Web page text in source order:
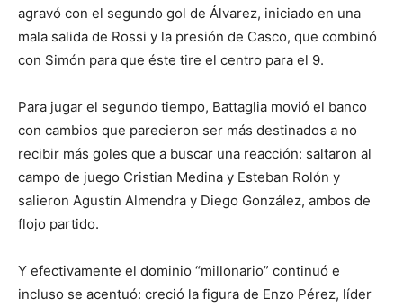
agravó con el segundo gol de Álvarez, iniciado en una
mala salida de Rossi y la presión de Casco, que combinó
con Simón para que éste tire el centro para el 9.
Para jugar el segundo tiempo, Battaglia movió el banco
con cambios que parecieron ser más destinados a no
recibir más goles que a buscar una reacción: saltaron al
campo de juego Cristian Medina y Esteban Rolón y
salieron Agustín Almendra y Diego González, ambos de
flojo partido.
Y efectivamente el dominio “millonario” continuó e
incluso se acentuó: creció la figura de Enzo Pérez, líder